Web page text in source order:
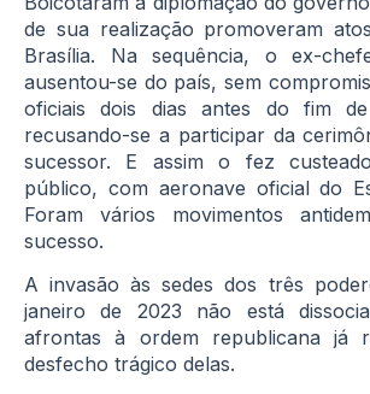
de sua realização promoveram
Brasília. Na sequência, o ex-
ausentou-se do país, sem
oficiais dois dias antes do fim
recusando-se a participar da
sucessor. E assim o fez
público, com aeronave oficial do
Foram vários movimentos
sucesso.
A invasão às sedes dos três
janeiro de 2023 não está
afrontas à ordem republicana já
desfecho trágico delas.